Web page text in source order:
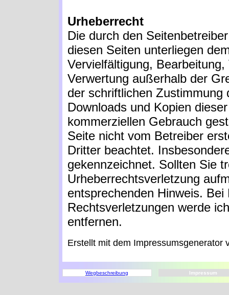
Urheberrecht
Die durch den
diesen Seiten unterliegen
Vervielfältigung,
Verwertung außerhalb der
der schriftlichen Zustimmung
Downloads und Kopien
kommerziellen Gebrauch
Seite nicht vom Betreiber
Dritter beachtet.
gekennzeichnet. Sollten Sie
Urheberrechtsverletzung
entsprechenden Hinweis.
Rechtsverletzungen werde
entfernen.
Erstellt mit dem Impressumsgenerator
Wegbeschreibung Impressum